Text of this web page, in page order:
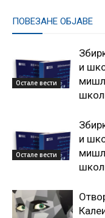
ПОВЕЗАНЕ ОБЈАВЕ
Остале вести
и
Остале вести
и